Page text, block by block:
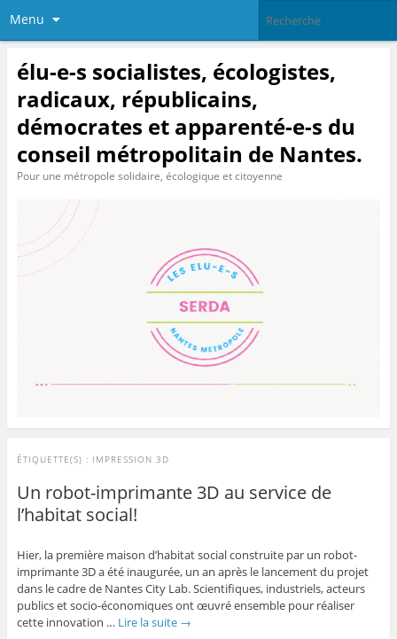
Menu
élu-e-s socialistes, écologistes,
radicaux, républicains,
démocrates et apparenté-e-s du
conseil métropolitain de Nantes.
Pour une métropole solidaire, écologique et citoyenne
ÉTIQUETTE(S) : IMPRESSION 3D
Un robot-imprimante 3D au service de
l’habitat social!
Hier, la première maison d’habitat social construite par un robot-
imprimante 3D a été inaugurée, un an après le lancement du projet
dans le cadre de Nantes City Lab. Scientifiques, industriels, acteurs
publics et socio-économiques ont œuvré ensemble pour réaliser
cette innovation … Lire la suite →